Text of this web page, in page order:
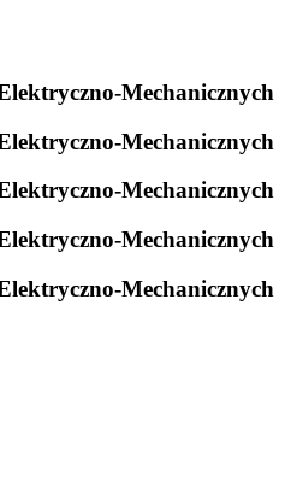
Mechanicznych
Mechanicznych
Mechanicznych
Mechanicznych
Mechanicznych